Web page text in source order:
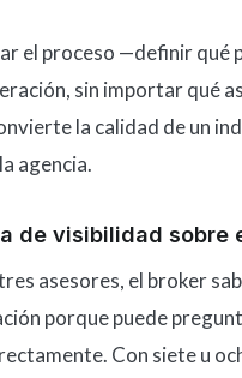
el proceso —definir qué
sin importar qué
la calidad de un
agencia.
de visibilidad sobre
asesores, el broker
porque puede
Con siete u